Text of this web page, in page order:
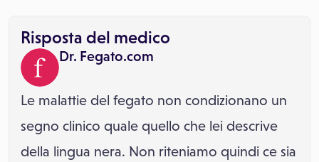
Risposta del medico
Dr. Fegato.com
Le malattie del fegato non condizionano un
segno clinico quale quello che lei descrive
della lingua nera. Non riteniamo quindi ce sia